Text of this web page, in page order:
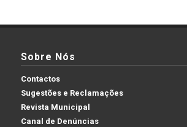
Sobre Nós
Contactos
Sugestões e Reclamações
Revista Municipal
Canal de Denúncias